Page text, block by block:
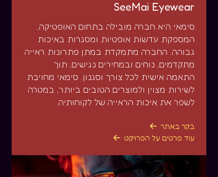
SeeMai Eyewear
סימאי היא חברה מובילה בתחום האופטיקה,
המספקת עדשות אופטיות ומסגרות באיכות
גבוהה. החברה מתמקדת במתן פתרונות ראייה
מתקדמים, נוחים ובמחירים נגישים, תוך
התאמה אישית לכל צורך וסגנון. סימאי מחויבת
לשירות מצוין ולמוצרים הטובים ביותר, במטרה
לשפר את איכות הראייה של לקוחותיה.
בקר באתר 
עוד פרטים על הפרויקט 